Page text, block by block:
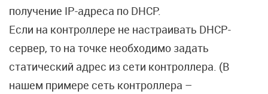
получение IP-адреса по DHCP.
Если на контроллере не настраивать DHCP-
сервер, то на точке необходимо задать
статический адрес из сети контроллера. (В
нашем примере сеть контроллера –